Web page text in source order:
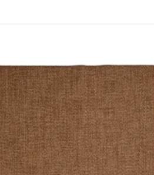
tessitura piatta int/est, verde scuro,
tessitura piatta int/est, beige,
tessitura piatta int/est, beige,
tessitura piatta int/est, grigio scuro,
tessitura piatta int/est, grigio scuro,